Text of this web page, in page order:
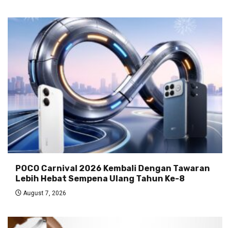
POCO Carnival 2026 Kembali Dengan Tawaran
Lebih Hebat Sempena Ulang Tahun Ke-8
August 7, 2026